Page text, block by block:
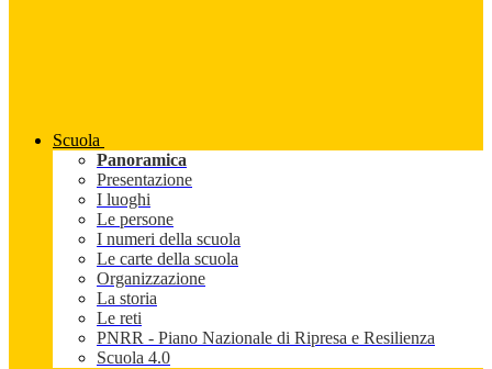
Scuola
Panoramica
Presentazione
I luoghi
Le persone
I numeri della scuola
Le carte della scuola
Organizzazione
La storia
Le reti
PNRR - Piano Nazionale di Ripresa e Resilienza
Scuola 4.0